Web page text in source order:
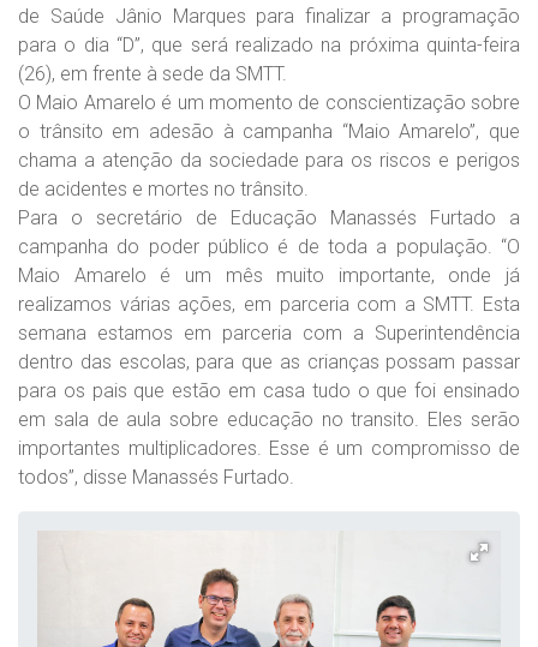
de Saúde Jânio Marques para finalizar a programação
para o dia “D”, que será realizado na próxima quinta-feira
(26), em frente à sede da SMTT.
O Maio Amarelo é um momento de conscientização sobre
o trânsito em adesão à campanha “Maio Amarelo”, que
chama a atenção da sociedade para os riscos e perigos
de acidentes e mortes no trânsito.
Para o secretário de Educação Manassés Furtado a
campanha do poder público é de toda a população. “O
Maio Amarelo é um mês muito importante, onde já
realizamos várias ações, em parceria com a SMTT. Esta
semana estamos em parceria com a Superintendência
dentro das escolas, para que as crianças possam passar
para os pais que estão em casa tudo o que foi ensinado
em sala de aula sobre educação no transito. Eles serão
importantes multiplicadores. Esse é um compromisso de
todos”, disse Manassés Furtado.